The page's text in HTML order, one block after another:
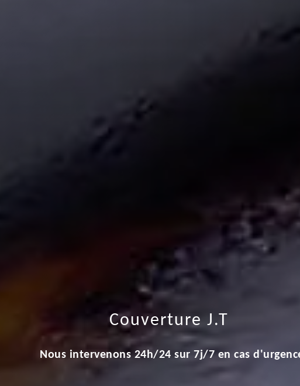
Couverture J.T
Nous intervenons 24h/24 sur 7j/7 en cas